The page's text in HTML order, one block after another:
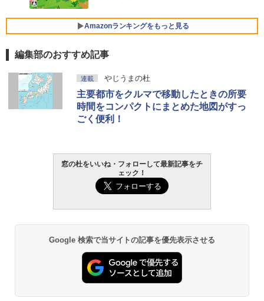
Core i5/16GB/SSD 512GB/ホワイト) FM
VWK3E15W_AZ
￥139,880
Amazonランキングをもっと見る
生成AIパスポート公式テキスト 第４版
￥1,766
出す プロンプトの言葉 AI画像生成シリー
ズ (はぴーイラストLabo)
￥480
ClaudeCode いちばんやさしい 教科書:
非エンジニア 初心者 素人 でも安心 使い
方 マニュアル AI副業にもコンテンツ作成
にもKindle出版にも！ 非エンジニアのた
めのAIコーディング入門シリーズ
￥99
Amazon Kindle Paperwhite (16GB) 7イ
ンチディスプレイ、色調調節ライト、12
週間持続バッテリー、広告なし、ブラッ
ク
￥22,980
Amazon Kindle - 目に優しい、かさばら
ない、大きな画面で読みやすい、6週間持
続バッテリー、6インチディスプレイ電子
書籍リーダー、ブラック、16GB、広告な
Kindle Paperwhite シグニチャーエディ
ション (32GB) 7インチディスプレイ、明
るさ自動調整、色調調節ライト、12週間
持続バッテリー、広告なし、メタリック
ブラック
編集部のおすすめ記事
連載 やじうまの杜
主要都市をクルマで移動したときの所要
時間をコンパクトにまとめた地図がすっ
ごく便利！
窓の杜をいいね・フォローして最新記事をチ
ェック！
Google 検索で当サイトの記事を優先表示させる